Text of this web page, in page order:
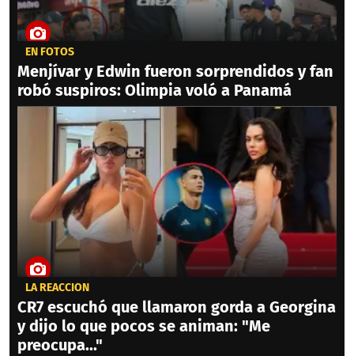
EN FOTOS
Menjívar y Edwin fueron sorprendidos y fan
robó suspiros: Olimpia voló a Panamá
LA REACCIÓN
CR7 escuchó que llamaron gorda a Georgina
y dijo lo que pocos se animan: "Me
preocupa..."